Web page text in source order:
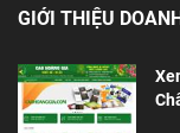
GIỚI THIỆU